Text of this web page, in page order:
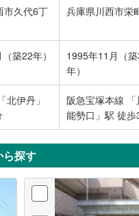
市久代6丁
兵庫県川西市栄
築22年）
1995年11月（
年）
北伊丹」
阪急宝塚本線 「
能勢口」駅 徒歩
ら探す